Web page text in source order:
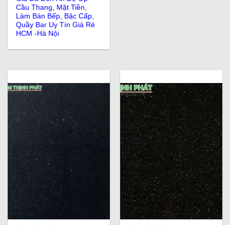
Cầu Thang, Mặt Tiền,
Làm Bàn Bếp, Bậc Cấp,
Quầy Bar Uy Tín Giá Rẻ
HCM -Hà Nội